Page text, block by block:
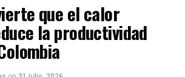
que el calor
la productividad